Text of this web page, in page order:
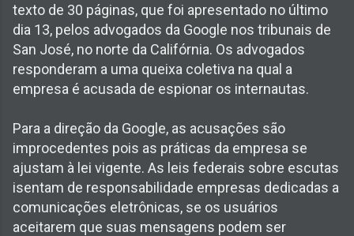
texto de 30 páginas, que foi apresentado no último
dia 13, pelos advogados da Google nos tribunais de
San José, no norte da Califórnia. Os advogados
responderam a uma queixa coletiva na qual a
empresa é acusada de espionar os internautas.
Para a direção da Google, as acusações são
improcedentes pois as práticas da empresa se
ajustam à lei vigente. As leis federais sobre escutas
isentam de responsabilidade empresas dedicadas a
comunicações eletrônicas, se os usuários
aceitarem que suas mensagens podem ser